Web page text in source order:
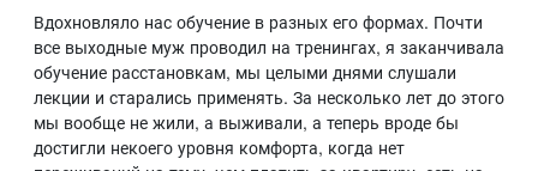
Вдохновляло нас обучение в разных его формах. Почти
все выходные муж проводил на тренингах, я заканчивала
обучение расстановкам, мы целыми днями слушали
лекции и старались применять. За несколько лет до этого
мы вообще не жили, а выживали, а теперь вроде бы
достигли некоего уровня комфорта, когда нет